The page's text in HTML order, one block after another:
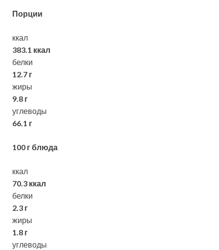
Порции
ккал
383.1 ккал
белки
12.7 г
жиры
9.8 г
углеводы
66.1 г
100 г блюда
ккал
70.3 ккал
белки
2.3 г
жиры
1.8 г
углеводы